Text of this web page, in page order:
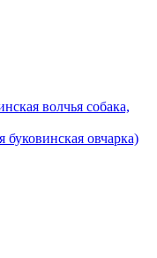
волчья собака,
буковинская овчарка)